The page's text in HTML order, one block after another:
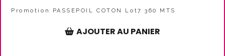
Promotion PASSEPOIL COTON Lot7 360 MTS
AJOUTER AU PANIER